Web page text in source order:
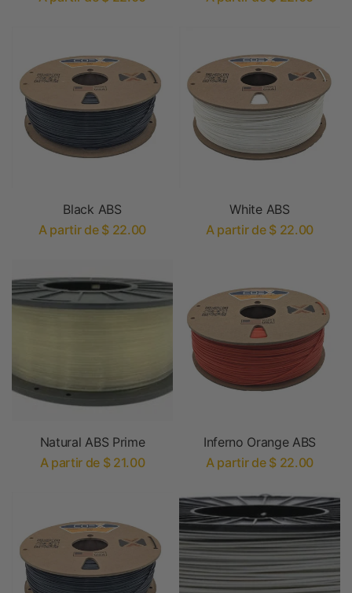
Black ABS
A partir de $ 22.00
White ABS
A partir de $ 22.00
Natural ABS Prime
A partir de $ 21.00
Inferno Orange ABS
A partir de $ 22.00